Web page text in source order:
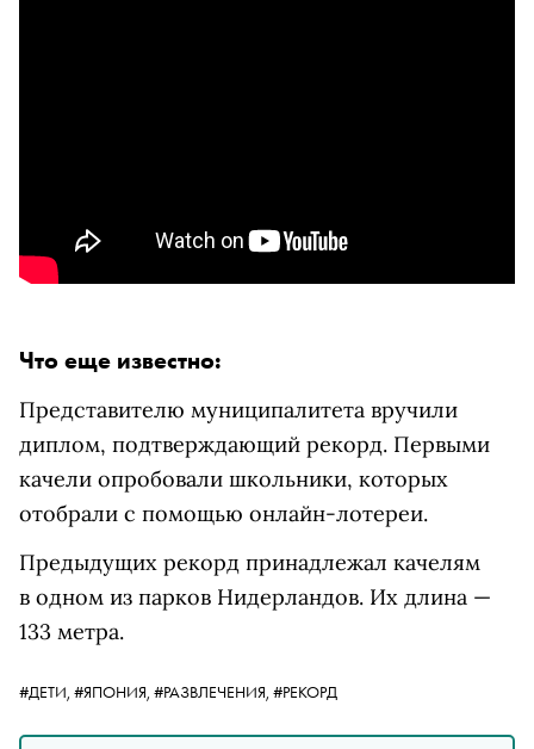
Что еще известно:
Представителю муниципалитета вручили
диплом, подтверждающий рекорд. Первыми
качели опробовали школьники, которых
отобрали с помощью онлайн-лотереи.
Предыдущих рекорд принадлежал качелям
в одном из парков Нидерландов. Их длина —
133 метра.
#ДЕТИ, #ЯПОНИЯ, #РАЗВЛЕЧЕНИЯ, #РЕКОРД